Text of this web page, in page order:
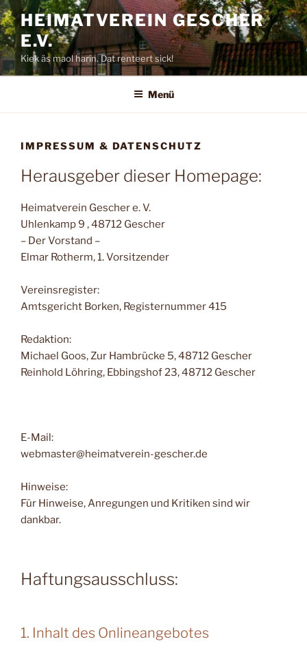
Zum
Inhalt
springen
HEIMATVEREIN GESCHER
E.V.
Kiek äs maol harin. Dat renteert sick!
Menü
IMPRESSUM & DATENSCHUTZ
Herausgeber dieser Homepage:
Heimatverein Gescher e. V.
Uhlenkamp 9 , 48712 Gescher
– Der Vorstand –
Elmar Rotherm, 1. Vorsitzender
Vereinsregister:
Amtsgericht Borken, Registernummer 415
Redaktion:
Michael Goos, Zur Hambrücke 5, 48712 Gescher
Reinhold Löhring, Ebbingshof 23, 48712 Gescher
E-Mail:
webmaster@heimatverein-gescher.de
Hinweise:
Für Hinweise, Anregungen und Kritiken sind wir
dankbar.
Haftungsausschluss:
1. Inhalt des Onlineangebotes